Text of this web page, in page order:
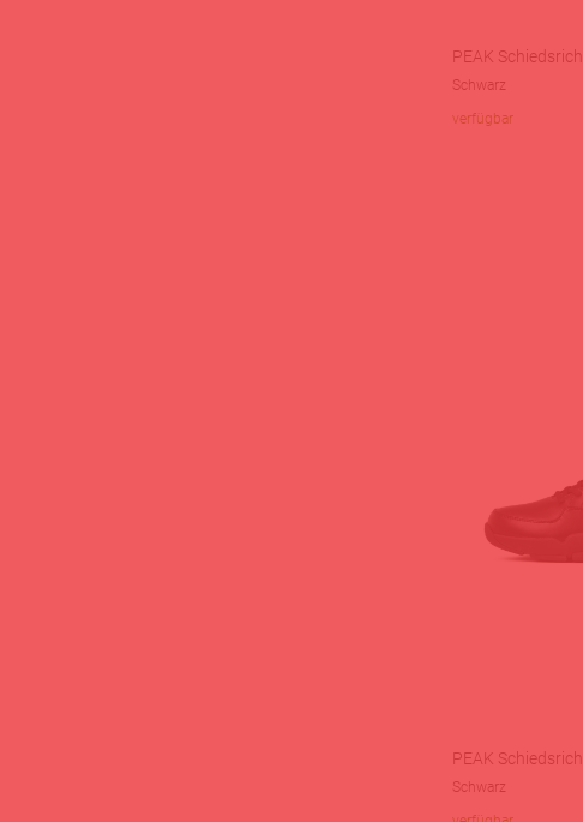
PEAK
Schwarz
verfügbar
PEAK
Schwarz